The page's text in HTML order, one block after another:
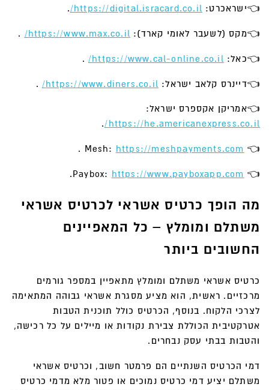
👈ישראכרט: https://digital.isracard.co.il/
.
👈מקס (לשעבר לאומי קארד): https://www.max.co.il/
.
👈כאל: https://www.cal-online.co.il/
.
👈דיינרס קלאב ישראל: https://www.diners.co.il/
.
👈אמריקן אקספרס ישראל:
https://he.americanexpress.co.il/
.
👈 Mesh:
https://meshpayments.com
.
👈 Paybox:
https://www.payboxapp.com
.
מה הופך כרטיס אשראי לכרטיס אשראי
משתלם ומומלץ – כל המאפיינים
החשובים ביותר
כרטיס אשראי משתלם ומומלץ מתאפיין במספר גורמים
מרכזיים. ראשית, הוא מציע מסגרת אשראי גבוהה המתאימה
לצרכי הלקוח. בנוסף, הכרטיס כולל תוכנית הטבות
אטרקטיבית הכוללת צבירת נקודות או מיילים על כל רכישה,
והטבות בבתי עסק נבחרים.
דמי הכרטיס השנתיים הם פרמטר חשוב, וכרטיס אשראי
משתלם יציע דמי כרטיס נמוכים או פטור מלא מדמי כרטיס